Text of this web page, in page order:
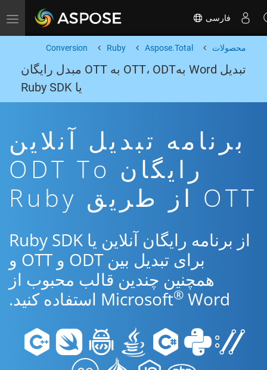
Toggle navigation فارسی
محصولات Aspose.Total
Ruby
Conversion
تبدیل Word بهOTT، ODT به OTT مبدل رایگان
یا Ruby SDK
برنامه تبدیل آنلاین
رایگان ODT To
OTT از طریق Ruby
از برنامه رایگان آنلاین یا Ruby SDK
برای تبدیل بین ODT و OTT و
همچنین چندین قالب محبوب از
Microsoft® Word استفاده کنید.